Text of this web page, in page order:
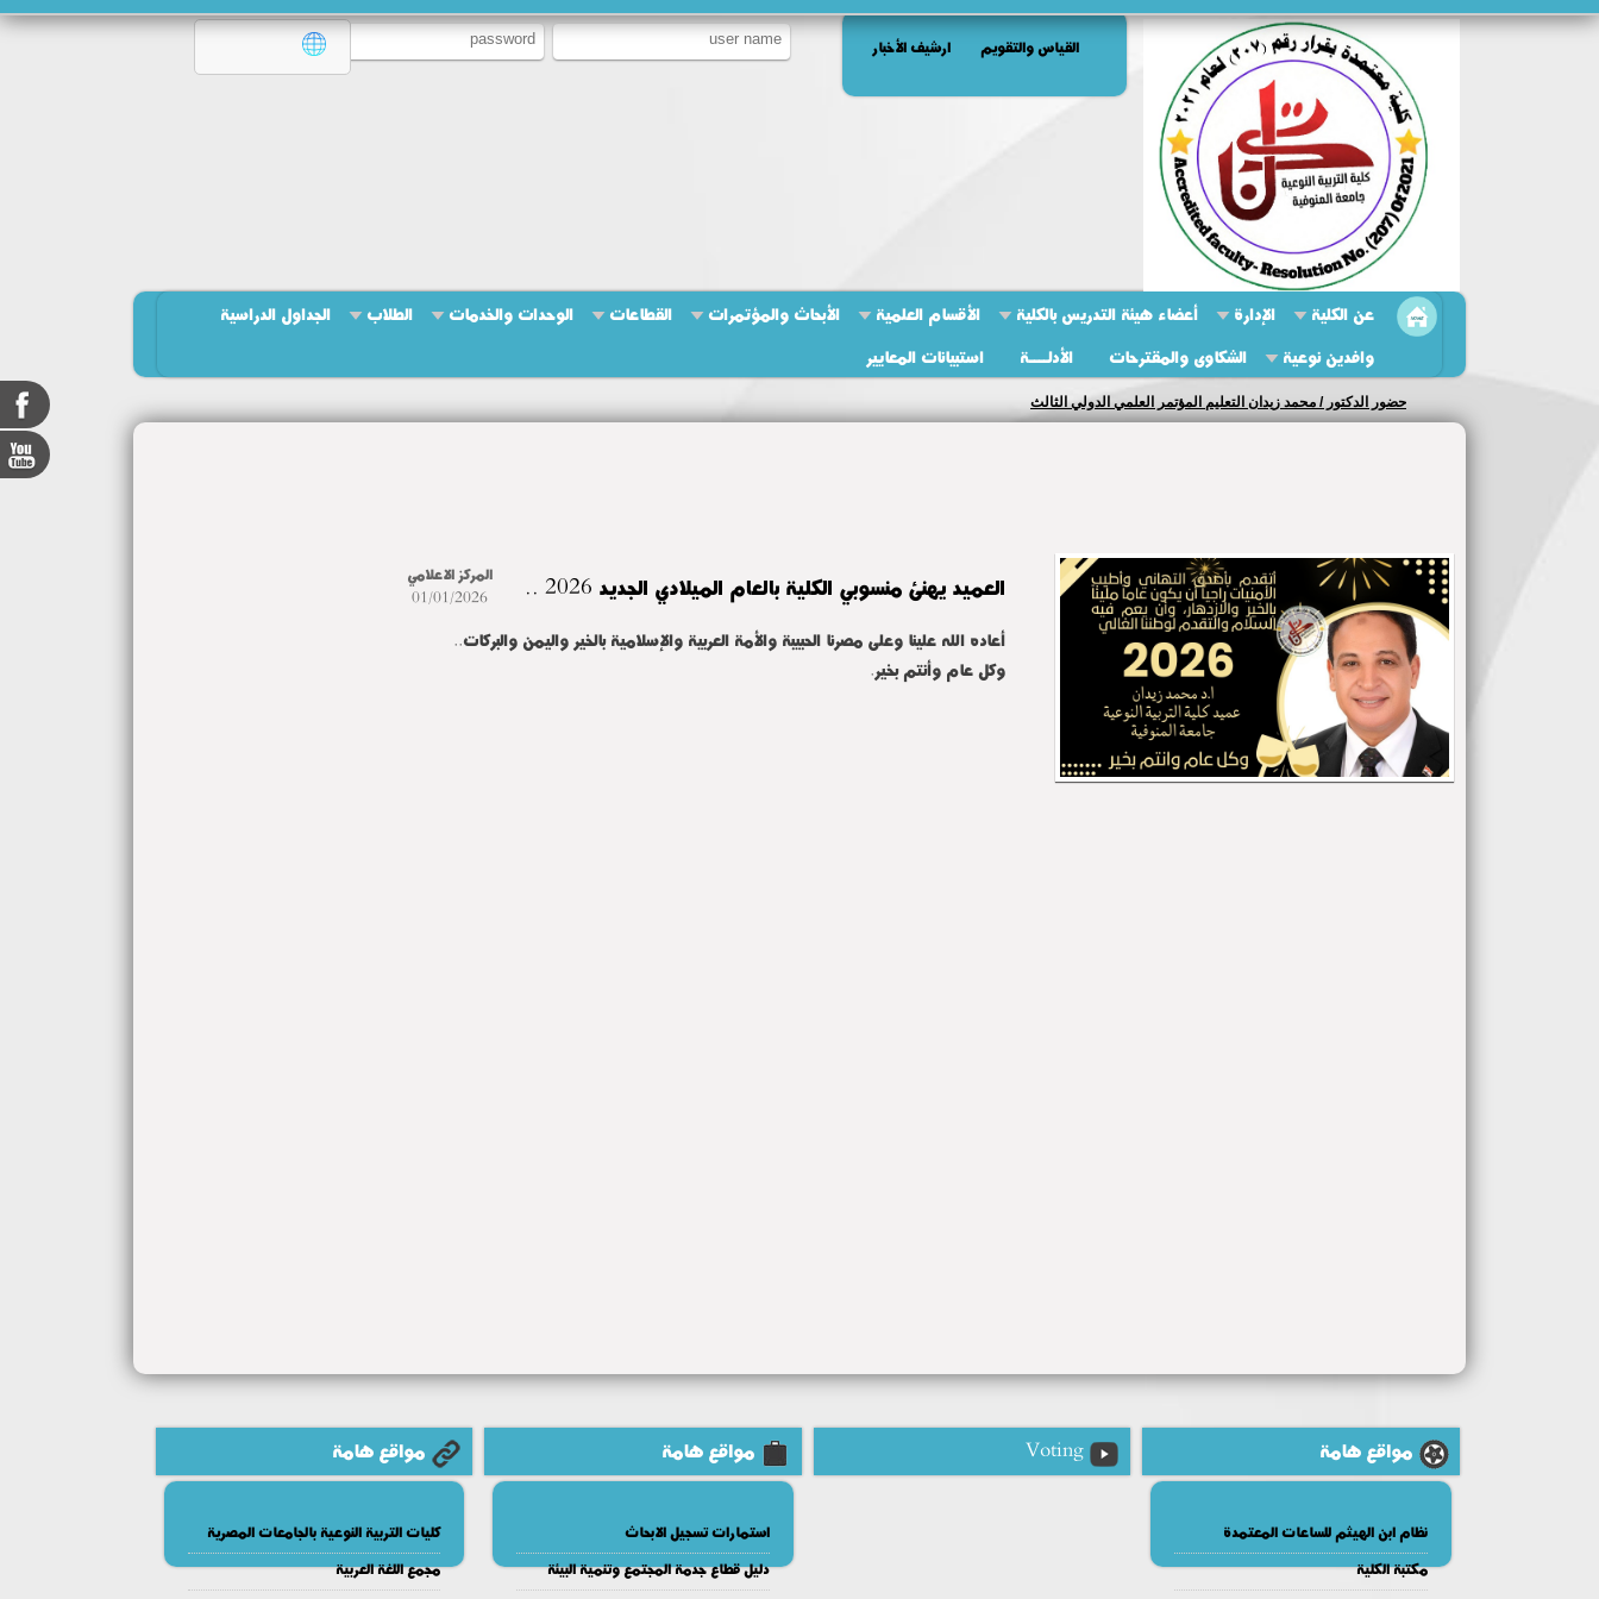
القياس والتقويم ارشيف الأخبار
عن الكلية الإدارة أعضاء هيئة التدريس بالكلية الأقسام العلمية الأبحاث والمؤتمرات القطاعات الوحدات والخدمات الطلاب
الجداول الدراسية
وافدين نوعية
الشكاوى والمقترحات الأدلــــة استبيانات المعايير
حضور الدكتور / محمد زيدان التعليم المؤتمر العلمي الدولي الثالث
العميد يهنئ منسوبي الكلية بالعام الميلادي الجديد 2026 ..
المركز الاعلامي
01/01/2026
أعاده الله علينا وعلى مصرنا الحبيبة والأمة العربية والإسلامية بالخير واليمن والبركات..
وكل عام وأنتم بخير.
مواقع هامة
نظام ابن الهيثم للساعات المعتمدة
مكتبة الكلية
Voting مواقع هامة
استمارات تسجيل الابحاث
دليل قطاع جدمة المجتمع وتنمية البيئة
مواقع هامة
كليات التربية النوعية بالجامعات المصرية
مجمع اللغة العربية